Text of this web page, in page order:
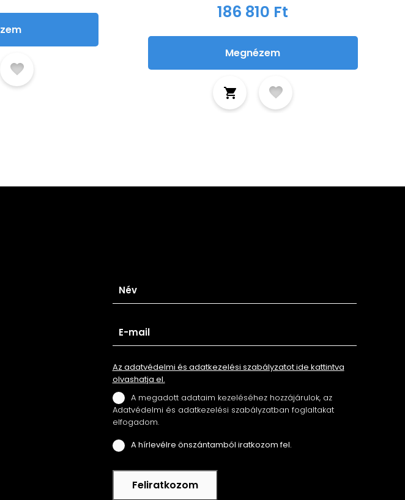
186 810 Ft
Megnézem
Az adatvédelmi és adatkezelési szabályzatot ide kattintva
olvashatja el.
A megadott adataim kezeléséhez hozzájárulok, az
Adatvédelmi és adatkezelési szabályzatban foglaltakat
elfogadom.
A hírlevélre önszántamból iratkozom fel.
Feliratkozom